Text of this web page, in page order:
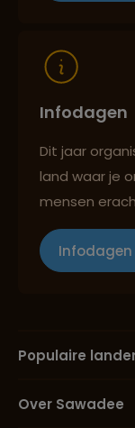
Infodagen
Dit jaar
land waar je
mensen
Infodagen
Populaire
Over Sawadee